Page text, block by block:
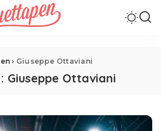
› Giuseppe Ottaviani
Giuseppe Ottaviani